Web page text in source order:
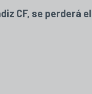
CF, se perderá